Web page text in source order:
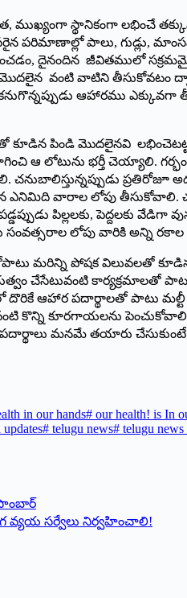
స్థానికంగా లభించే
పరిమాణాల్లో పాలు, గుడ్లు,
పెంచడం, దైనందిన జీవితములో
వంటి వాటిని తీసుకోవటం
ఆహారము
కూడిన పిండి మొదలైనవి
ఆ లోటును భర్తీ చెయ్యాలి.
చనుబాలిస్తున్నప్పుడు
వారాల లోపు తీసుకోవాలి.
పిల్లలకు, పెద్దలకు వేడిగా
సంవత్సరాల లోపు వారికి అన్ని
తోపాటు మరిన్ని పోషక విలువలతో
చేసేటువంటి కార్యక్రమాలతో
ఆహార పదార్థాలతో పాటు
కొన్ని కూరగాయలను
మనమే తయారు
in our hands# our health! is In
updates# telugu news# telugu
సాంబార్
వ్యయ సర్వేలు నిర్వహించాలి!